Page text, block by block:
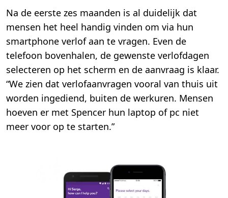
Na de eerste zes maanden is al duidelijk dat
mensen het heel handig vinden om via hun
smartphone verlof aan te vragen. Even de
telefoon bovenhalen, de gewenste verlofdagen
selecteren op het scherm en de aanvraag is klaar.
“We zien dat verlofaanvragen vooral van thuis uit
worden ingediend, buiten de werkuren. Mensen
hoeven er met Spencer hun laptop of pc niet
meer voor op te starten.”